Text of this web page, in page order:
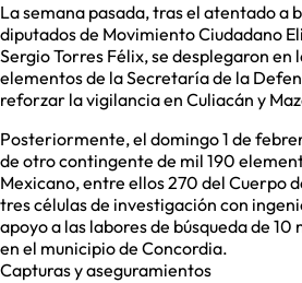
La semana pasada, tras el atentado a
diputados de Movimiento Ciudadano
Sergio Torres Félix, se desplegaron
elementos de la Secretaría de la
reforzar la vigilancia en Culiacán y
Posteriormente, el domingo 1 de
de otro contingente de mil 190
Mexicano, entre ellos 270 del Cuerpo
tres células de investigación con
apoyo a las labores de búsqueda de
en el municipio de Concordia.
Capturas y aseguramientos